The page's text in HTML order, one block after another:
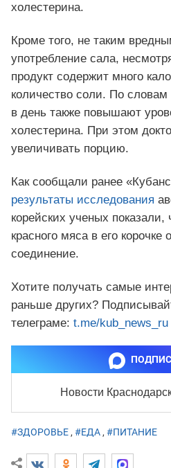
холестерина.
Кроме того, не таким
употребление сала,
продукт содержит много
количество соли. По
в день также повышают
холестерина. При этом
увеличивать порцию.
Как сообщали ранее
результаты исследования
корейских ученых показали,
красного мяса в его корочке
соединение.
Хотите получать самые
раньше других?
телеграме: t.me/kub_news_ru
Новости
#ЗДОРОВЬЕ, #ЕДА, #ПИТАНИЕ